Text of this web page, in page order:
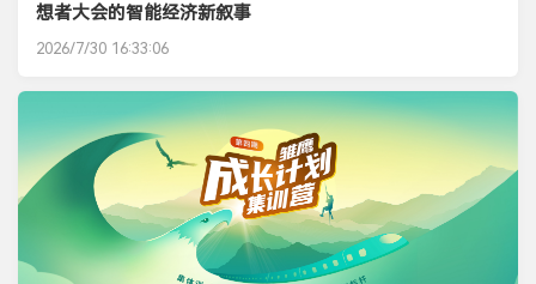
想者大会的智能经济新叙事
2026/7/30 16:33:06